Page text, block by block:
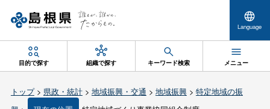
Language
目的で探す 組織で探す キーワード検索 メニュー
トップ> 県政・統計> 地域振興・交通 > 地域振興> 特定地域の振